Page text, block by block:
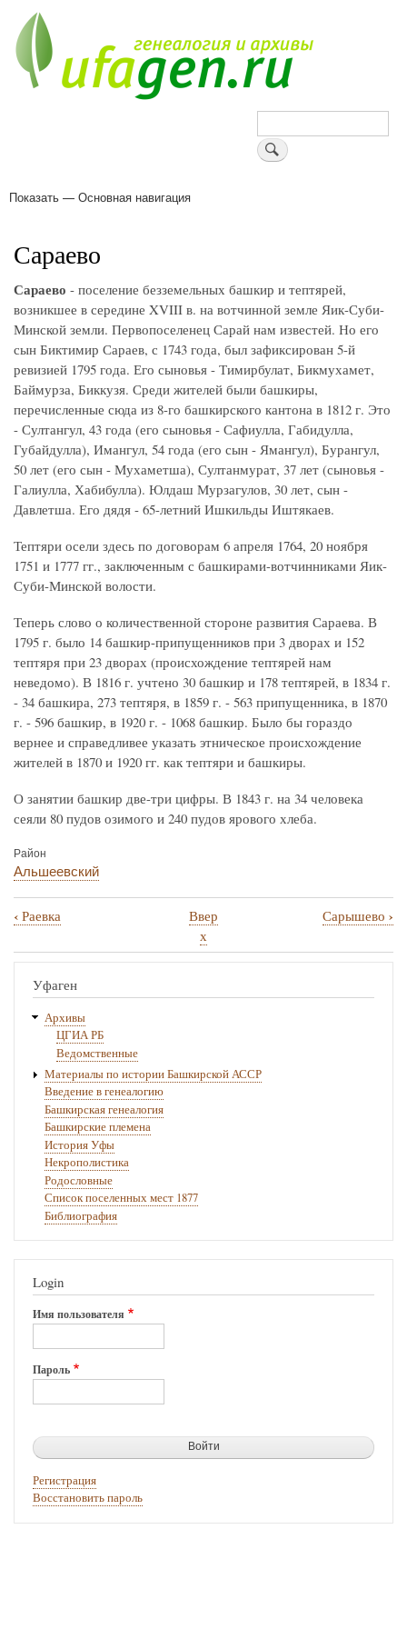
основному
содержанию
Поиск
Основная
Показать — Основная навигация
Сараево
Сараево - поселение безземельных башкир и тептярей,
возникшее в середине XVIII в. на вотчинной земле Яик-Суби-
Минской земли. Первопоселенец Сарай нам известей. Но его
сын Биктимир Сараев, с 1743 года, был зафиксирован 5-й
ревизией 1795 года. Его сыновья - Тимирбулат, Бикмухамет,
Баймурза, Биккузя. Среди жителей были башкиры,
перечисленные сюда из 8-го башкирского кантона в 1812 г. Это
- Султангул, 43 года (его сыновья - Сафиулла, Габидулла,
Губайдулла), Имангул, 54 года (его сын - Ямангул), Бурангул,
50 лет (его сын - Мухаметша), Султанмурат, 37 лет (сыновья -
Галиулла, Хабибулла). Юлдаш Мурзагулов, 30 лет, сын -
Давлетша. Его дядя - 65-летний Ишкильды Иштякаев.
Тептяри осели здесь по договорам 6 апреля 1764, 20 ноября
1751 и 1777 гг., заключенным с башкирами-вотчинниками Яик-
Суби-Минской волости.
Теперь слово о количественной стороне развития Сараева. В
1795 г. было 14 башкир-припущенников при 3 дворах и 152
тептяря при 23 дворах (происхождение тептярей нам
неведомо). В 1816 г. учтено 30 башкир и 178 тептярей, в 1834 г.
- 34 башкира, 273 тептяря, в 1859 г. - 563 припущенника, в 1870
г. - 596 башкир, в 1920 г. - 1068 башкир. Было бы гораздо
вернее и справедливее указать этническое происхождение
жителей в 1870 и 1920 гг. как тептяри и башкиры.
О занятии башкир две-три цифры. В 1843 г. на 34 человека
сеяли 80 пудов озимого и 240 пудов ярового хлеба.
Район
Альшеевский
Перекрёстные
ссылки
книги
для
Сараево
‹ Раевка
Ввер
х
Сарышево ›
Уфаген
Архивы
ЦГИА РБ
Ведомственные
Материалы по истории Башкирской АССР
Введение в генеалогию
Башкирская генеалогия
Башкирские племена
История Уфы
Некрополистика
Родословные
Список поселенных мест 1877
Библиография
Login
Имя пользователя
Пароль
Регистрация
Восстановить пароль